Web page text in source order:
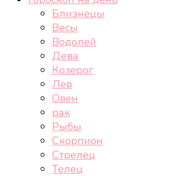
Близнецы
Весы
Водолей
Дева
Козерог
Лев
Овен
рак
Рыбы
Скорпион
Стрелец
Телец